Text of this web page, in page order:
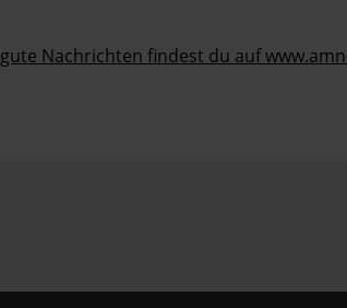
Nachrichten findest du auf